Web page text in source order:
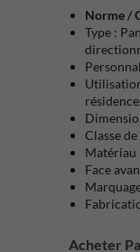
Norme /
Type :
Classe
Matériau
Face
Acheter